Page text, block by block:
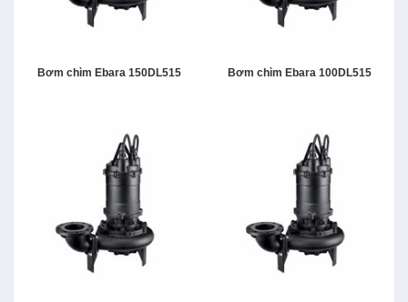
Bơm chìm Ebara 150DL515 Bơm chìm Ebara 100DL515